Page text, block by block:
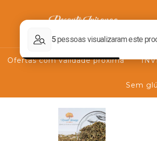
Ofertas com validade próxima
Sem